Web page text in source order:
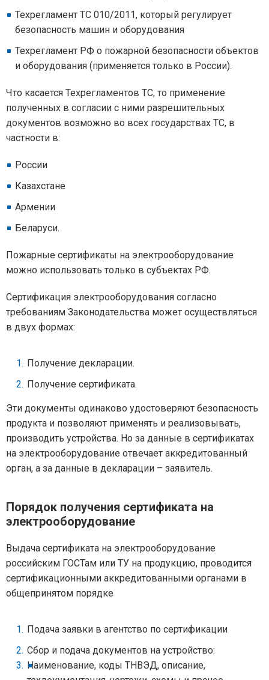
Техрегламент ТС 010/2011, который регулирует
безопасность машин и оборудования
Техрегламент РФ о пожарной безопасности объектов
и оборудования (применяется только в России).
Что касается Техрегламентов ТС, то применение
полученных в согласии с ними разрешительных
документов возможно во всех государствах ТС, в
частности в:
России
Казахстане
Армении
Беларуси.
Пожарные сертификаты на электрооборудование
можно использовать только в субъектах РФ.
Сертификация электрооборудования согласно
требованиям Законодательства может осуществляться
в двух формах:
Получение декларации.
Получение сертификата.
Эти документы одинаково удостоверяют безопасность
продукта и позволяют применять и реализовывать,
производить устройства. Но за данные в сертификатах
на электрооборудование отвечает аккредитованный
орган, а за данные в декларации – заявитель.
Порядок получения сертификата на
электрооборудование
Выдача сертификата на электрооборудование
российским ГОСТам или ТУ на продукцию, проводится
сертификационными аккредитованными органами в
общепринятом порядке
Подача заявки в агентство по сертификации
Сбор и подача документов на устройство:
Наименование, коды ТНВЭД, описание,